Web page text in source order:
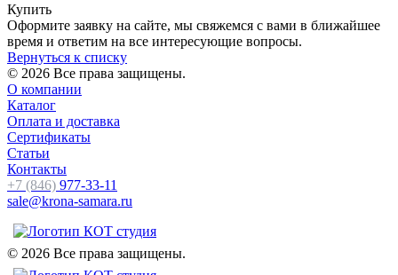
Купить
Оформите заявку на сайте, мы свяжемся с вами в ближайшее
время и ответим на все интересующие вопросы.
Вернуться к списку
© 2026 Все права защищены.
О компании
Каталог
Оплата и доставка
Сертификаты
Статьи
Контакты
+7 (846) 977-33-11
sale@krona-samara.ru
© 2026 Все права защищены.